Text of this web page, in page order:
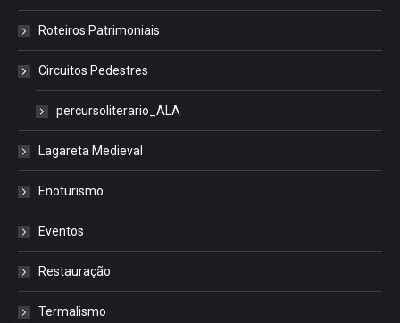
Roteiros Patrimoniais
Circuitos Pedestres
percursoliterario_ALA
Lagareta Medieval
Enoturismo
Eventos
Restauração
Termalismo